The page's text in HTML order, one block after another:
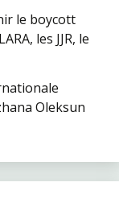
le boycott
les JJR, le
Oleksun